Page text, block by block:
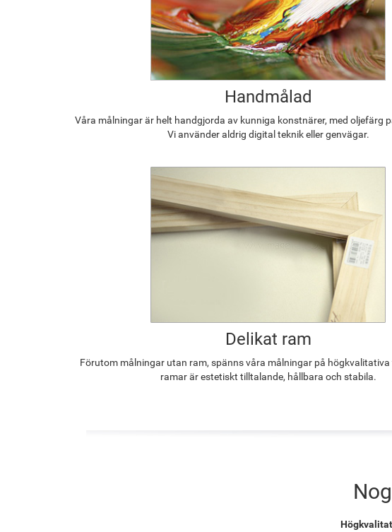
Handmålad
Våra målningar är helt handgjorda av kunniga konstnärer, med oljefärg
Vi använder aldrig digital teknik eller genvägar.
Delikat ram
Förutom målningar utan ram, spänns våra målningar på
ramar är estetiskt tilltalande, hållbara och stabila.